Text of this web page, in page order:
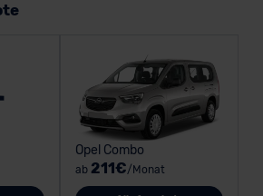
Opel Combo
ab 211€/Monat